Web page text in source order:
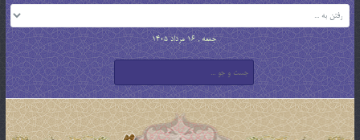
جمعه , 16 مرداد 1405